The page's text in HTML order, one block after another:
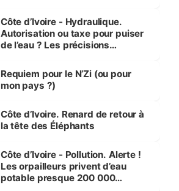
Côte d’Ivoire - Hydraulique.
Autorisation ou taxe pour puiser
de l’eau ? Les précisions
Requiem pour le N’Zi (ou pour
mon pays ?)
Côte d’Ivoire. Renard de retour à
la tête des Éléphants
Côte d’Ivoire - Pollution. Alerte !
Les orpailleurs privent d’eau
potable presque 200 000